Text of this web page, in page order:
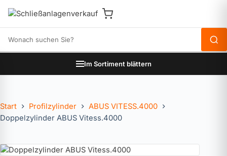
Im Sortiment blättern
Start Profilzylinder
ABUS VITESS.4000
Doppelzylinder ABUS Vitess.4000